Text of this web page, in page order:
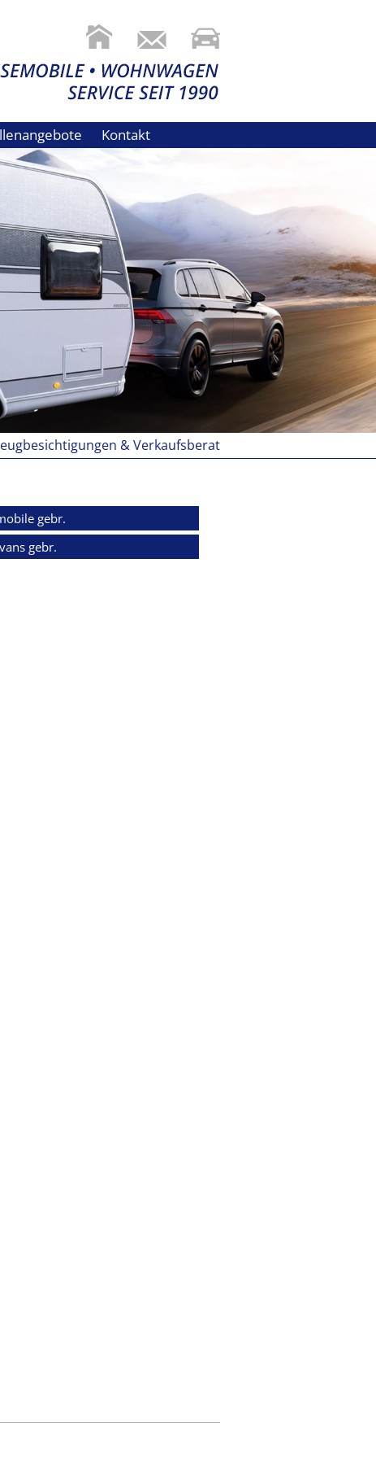
Kontakt
& Verkaufsberatungen grundsätzlich nur
gebr.
gebr.